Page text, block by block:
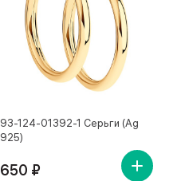
93-124-01392-1 Серьги (Ag
925)
650 ₽